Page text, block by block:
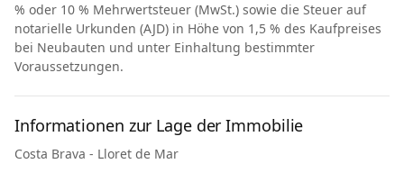
% oder 10 % Mehrwertsteuer (MwSt.) sowie die Steuer auf
notarielle Urkunden (AJD) in Höhe von 1,5 % des Kaufpreises
bei Neubauten und unter Einhaltung bestimmter
Voraussetzungen.
Informationen zur Lage der Immobilie
Costa Brava - Lloret de Mar